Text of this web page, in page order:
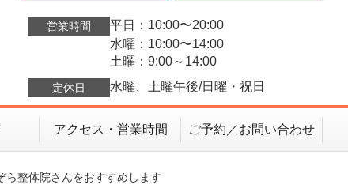
営業時間
平日：10:00〜20:00
水曜：10:00〜14:00
土曜：9:00～14:00
定休日 水曜、土曜午後/日曜・祝日
アクセス・営業時間 ご予約／お問い合わせ
整体院さんをおすすめします